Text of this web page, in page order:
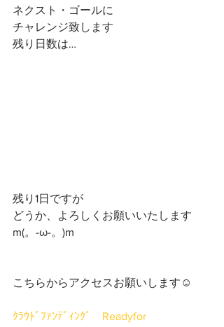
ネクスト・ゴールに
チャレンジ致します
残り日数は…
残り1日ですが
どうか、よろしくお願いいたします
m(。-ω-。)m
こちらからアクセスお願いします☺️
ｸﾗｳﾄﾞﾌｧﾝﾃﾞｨﾝｸﾞ　Readyfor